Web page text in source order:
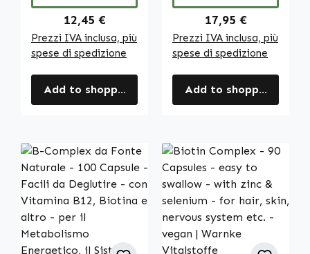
Vitalstoffe
Regular price:
12,45 €
Prezzi IVA inclusa, più
spese di spedizione
Add to shopping cart
Regular price:
17,95 €
Prezzi IVA inclusa, più
spese di spedizione
Add to shopping cart